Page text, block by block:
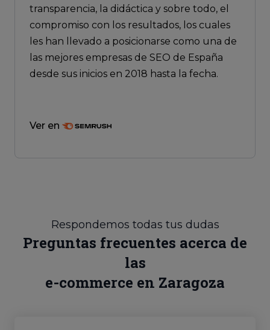
transparencia, la didáctica y sobre todo, el
compromiso con los resultados, los cuales
les han llevado a posicionarse como una de
las mejores empresas de SEO de España
desde sus inicios en 2018 hasta la fecha.
Ver en
Respondemos todas tus dudas
Preguntas frecuentes acerca de
las
e-commerce en Zaragoza